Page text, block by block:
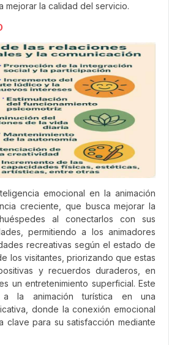
mejorar la calidad del servicio.
emocional en la animación
creciente, que busca mejorar la
al conectarlos con sus
permitiendo a los animadores
recreativas según el estado de
los visitantes, priorizando que estas
y recuerdos duraderos, en
un entretenimiento superficial. Este
a la animación turística en una
donde la conexión emocional
clave para su satisfacción mediante